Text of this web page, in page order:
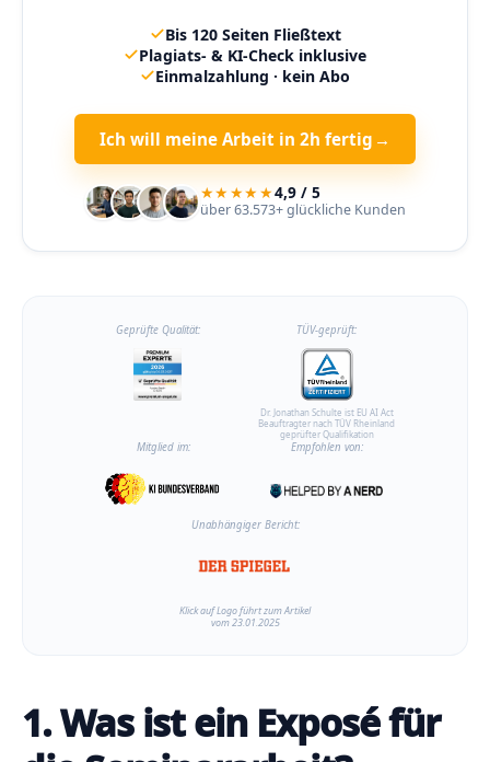
Bis 120 Seiten Fließtext
Plagiats- & KI-Check inklusive
Einmalzahlung · kein Abo
Ich will meine Arbeit in 2h fertig →
★★★★★4,9 / 5
über 63.573+ glückliche Kunden
Geprüfte Qualität: TÜV-geprüft:
Dr. Jonathan Schulte ist EU AI Act
Beauftragter nach TÜV Rheinland
geprüfter Qualifikation
Mitglied im: Empfohlen von:
Unabhängiger Bericht:
Klick auf Logo führt zum Artikel
vom 23.01.2025
1. Was ist ein Exposé für